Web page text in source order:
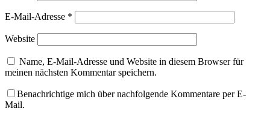
E-Mail-Adresse *
Website
Name, E-Mail-Adresse und Website in diesem Browser für
meinen nächsten Kommentar speichern.
Benachrichtige mich über nachfolgende Kommentare per E-
Mail.